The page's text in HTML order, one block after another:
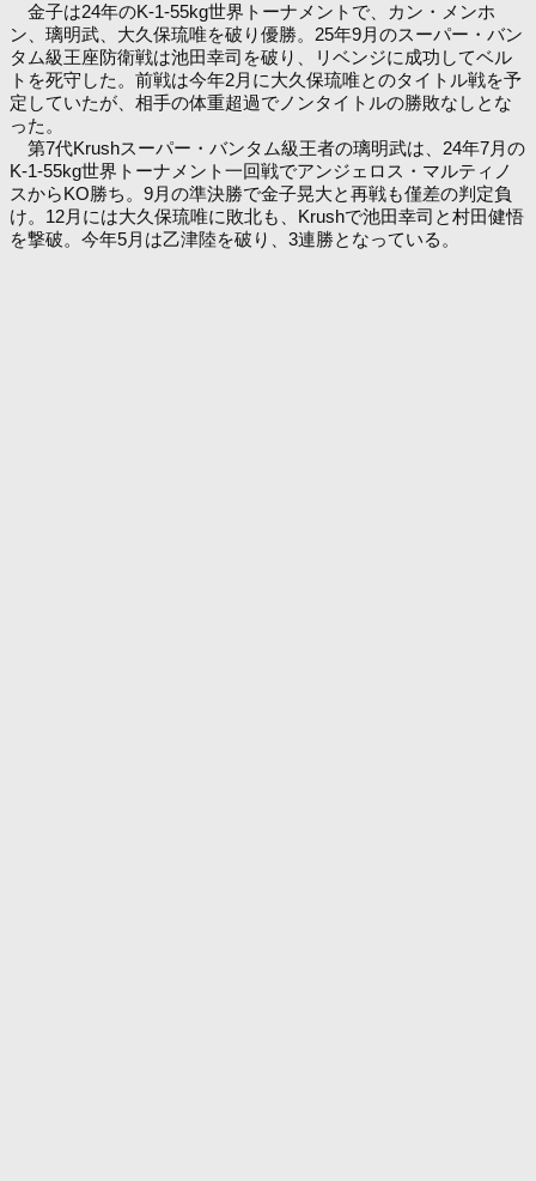
金子は24年のK-1-55kg世界トーナメントで、カン・メンホ
ン、璃明武、大久保琉唯を破り優勝。25年9月のスーパー・バン
タム級王座防衛戦は池田幸司を破り、リベンジに成功してベル
トを死守した。前戦は今年2月に大久保琉唯とのタイトル戦を予
定していたが、相手の体重超過でノンタイトルの勝敗なしとな
った。
第7代Krushスーパー・バンタム級王者の璃明武は、24年7月の
K-1-55kg世界トーナメント一回戦でアンジェロス・マルティノ
スからKO勝ち。9月の準決勝で金子晃大と再戦も僅差の判定負
け。12月には大久保琉唯に敗北も、Krushで池田幸司と村田健悟
を撃破。今年5月は乙津陸を破り、3連勝となっている。